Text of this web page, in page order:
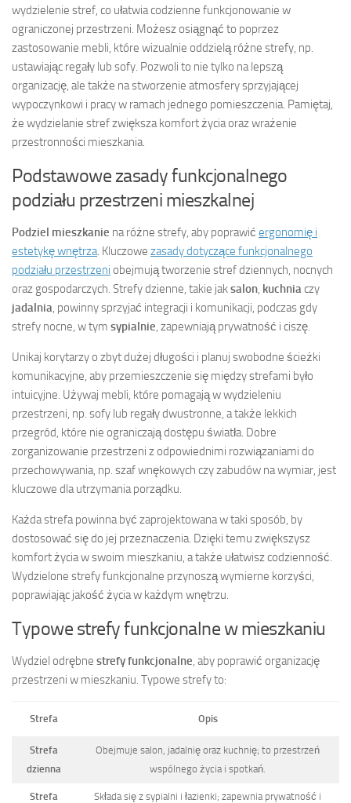
wydzielenie stref, co ułatwia codzienne funkcjonowanie w
ograniczonej przestrzeni. Możesz osiągnąć to poprzez
zastosowanie mebli, które wizualnie oddzielą różne strefy, np.
ustawiając regały lub sofy. Pozwoli to nie tylko na lepszą
organizację, ale także na stworzenie atmosfery sprzyjającej
wypoczynkowi i pracy w ramach jednego pomieszczenia. Pamiętaj,
że wydzielanie stref zwiększa komfort życia oraz wrażenie
przestronności mieszkania.
Podstawowe zasady funkcjonalnego
podziału przestrzeni mieszkalnej
Podziel mieszkanie na różne strefy, aby poprawić ergonomię i
estetykę wnętrza . Kluczowe zasady dotyczące funkcjonalnego
podziału przestrzeni obejmują tworzenie stref dziennych, nocnych
oraz gospodarczych. Strefy dzienne, takie jaksalon kuchnia czy
jadalnia , powinny sprzyjać integracji i komunikacji, podczas gdy
strefy nocne, w tym sypialnie , zapewniają prywatność i ciszę.
Unikaj korytarzy o zbyt dużej długości i planuj swobodne ścieżki
komunikacyjne, aby przemieszczenie się między strefami było
intuicyjne. Używaj mebli, które pomagają w wydzieleniu
przestrzeni, np. sofy lub regały dwustronne, a także lekkich
przegród, które nie ograniczają dostępu światła. Dobre
zorganizowanie przestrzeni z odpowiednimi rozwiązaniami do
przechowywania, np. szaf wnękowych czy zabudów na wymiar, jest
kluczowe dla utrzymania porządku.
Każda strefa powinna być zaprojektowana w taki sposób, by
dostosować się do jej przeznaczenia. Dzięki temu zwiększysz
komfort życia w swoim mieszkaniu, a także ułatwisz codzienność.
Wydzielone strefy funkcjonalne przynoszą wymierne korzyści,
poprawiając jakość życia w każdym wnętrzu.
Typowe strefy funkcjonalne w mieszkaniu
Wydziel odrębne strefy funkcjonalne , aby poprawić organizację
przestrzeni w mieszkaniu. Typowe strefy to:
Strefa Opis
Strefa
dzienna
Obejmuje salon, jadalnię oraz kuchnię; to przestrzeń
wspólnego życia i spotkań.
Strefa
Składa się z sypialni i łazienki; zapewnia prywatność i